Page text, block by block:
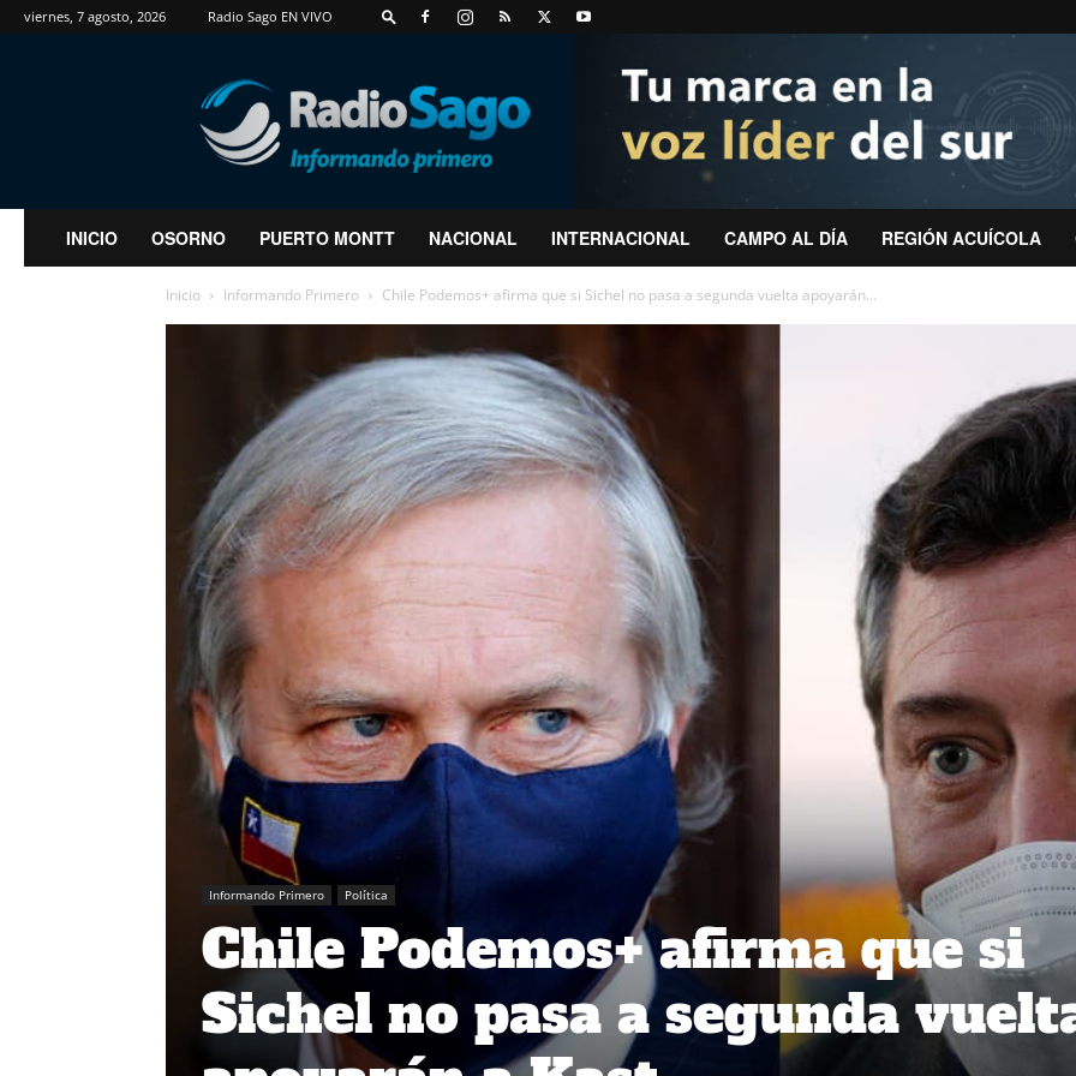
viernes, 7 agosto, 2026 Radio Sago EN VIVO
RadioSago
INICIO OSORNO PUERTO MONTT NACIONAL INTERNACIONAL CAMPO AL DÍA REGIÓN ACUÍCOLA
Inicio Informando Primero Chile Podemos+ afirma que si Sichel no pasa a segunda vuelta apoyarán...
Informando Primero Política
Chile Podemos+ afirma que si
Sichel no pasa a segunda